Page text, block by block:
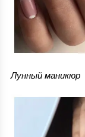
Лунный маникюр